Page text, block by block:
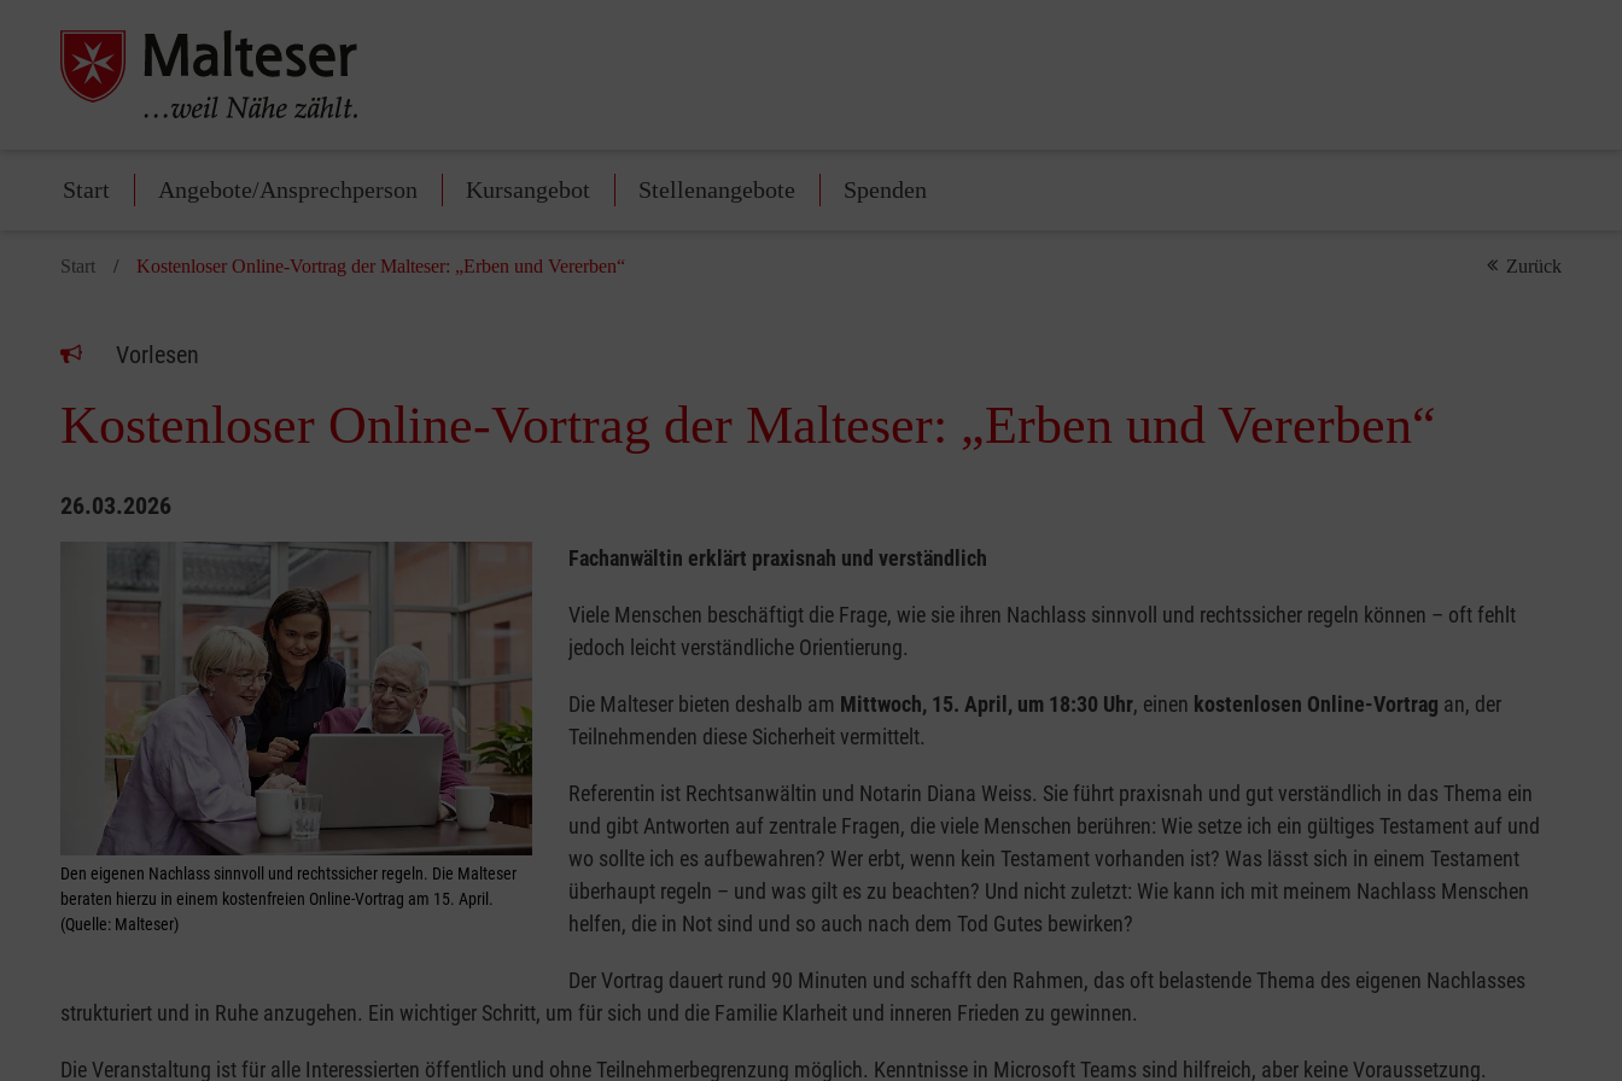
Start Angebote/Ansprechperson Kursangebot Stellenangebote Spenden
Start Kostenloser Online-Vortrag der Malteser: „Erben und Vererben“ Zurück
Vorlesen
Kostenloser Online-Vortrag der Malteser: „Erben und Vererben“
26.03.2026
Den eigenen Nachlass sinnvoll und rechtssicher regeln. Die Malteser
beraten hierzu in einem kostenfreien Online-Vortrag am 15. April.
(Quelle: Malteser)
Fachanwältin erklärt praxisnah und verständlich
Viele Menschen beschäftigt die Frage, wie sie ihren Nachlass sinnvoll und rechtssicher regeln können – oft fehlt
jedoch leicht verständliche Orientierung.
Die Malteser bieten deshalb am Mittwoch, 15. April, um 18:30 Uhr, einen kostenlosen Online-Vortrag an, der
Teilnehmenden diese Sicherheit vermittelt.
Referentin ist Rechtsanwältin und Notarin Diana Weiss. Sie führt praxisnah und gut verständlich in das Thema ein
und gibt Antworten auf zentrale Fragen, die viele Menschen berühren: Wie setze ich ein gültiges Testament auf und
wo sollte ich es aufbewahren? Wer erbt, wenn kein Testament vorhanden ist? Was lässt sich in einem Testament
überhaupt regeln – und was gilt es zu beachten? Und nicht zuletzt: Wie kann ich mit meinem Nachlass Menschen
helfen, die in Not sind und so auch nach dem Tod Gutes bewirken?
Der Vortrag dauert rund 90 Minuten und schafft den Rahmen, das oft belastende Thema des eigenen Nachlasses
strukturiert und in Ruhe anzugehen. Ein wichtiger Schritt, um für sich und die Familie Klarheit und inneren Frieden zu gewinnen.
Die Veranstaltung ist für alle Interessierten öffentlich und ohne Teilnehmerbegrenzung möglich. Kenntnisse in Microsoft Teams sind hilfreich, aber keine Voraussetzung.